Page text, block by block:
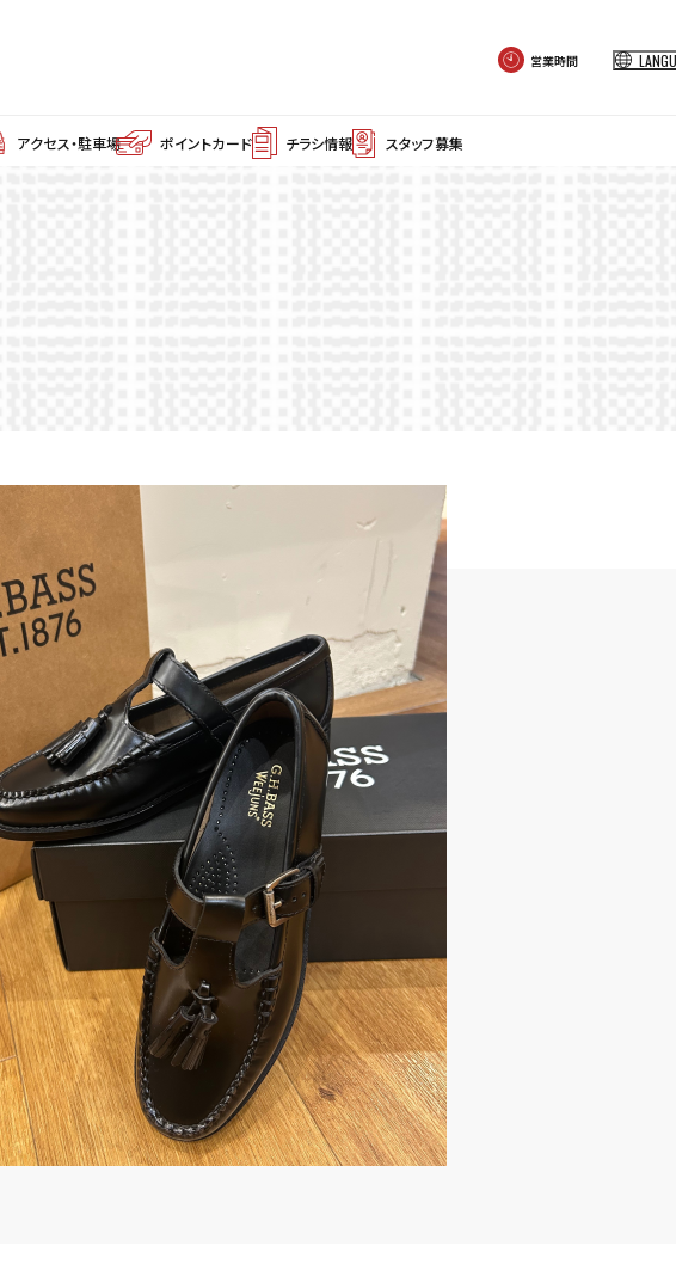
営業時間
アクセス・駐車場 ポイントカード チラシ情報 スタッフ募集